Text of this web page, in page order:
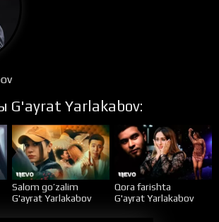
G'ayrat Yarlakabov:
Salom go’zalim
G'ayrat Yarlakabov
Qora farishta
G'ayrat Yarlakabov